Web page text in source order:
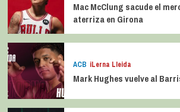
Mac McClung sacude el
aterriza en Girona
ACB iLerna Lleida
Mark Hughes vuelve al